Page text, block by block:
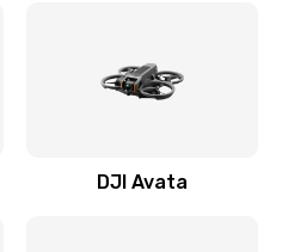
DJI Avata